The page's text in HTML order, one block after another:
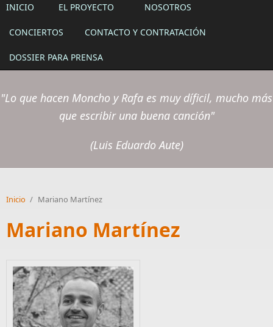
INICIO EL PROYECTO NOSOTROS
CONCIERTOS CONTACTO Y CONTRATACIÓN
DOSSIER PARA PRENSA
"Lo que hacen Moncho y Rafa es muy díficil, mucho más
que escribir una buena canción"
(Luis Eduardo Aute)
Inicio / Mariano Martínez
Mariano Martínez